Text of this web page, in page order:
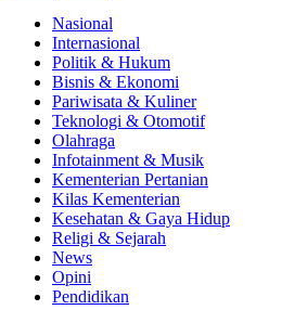
Nasional
Internasional
Politik & Hukum
Bisnis & Ekonomi
Pariwisata & Kuliner
Teknologi & Otomotif
Olahraga
Infotainment & Musik
Kementerian Pertanian
Kilas Kementerian
Kesehatan & Gaya Hidup
Religi & Sejarah
News
Opini
Pendidikan